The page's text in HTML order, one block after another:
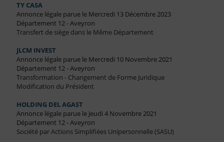
TY CASA
Annonce légale parue le Mercredi 13 Décembre 2023
Département 12 - Aveyron
Transfert de siège dans le Même Département
JLCM INVEST
Annonce légale parue le Mercredi 10 Novembre 2021
Département 12 - Aveyron
Transformation - Changement de Forme Juridique
Modification du Président
HOLDING DEL AGAST
Annonce légale parue le Jeudi 4 Novembre 2021
Département 12 - Aveyron
Société par Actions Simplifiées Unipersonnelle (SASU)